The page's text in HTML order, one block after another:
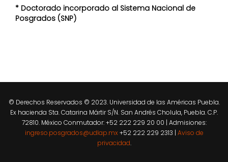
* Doctorado incorporado al Sistema Nacional de
Posgrados (SNP)
© Derechos Reservados © 2023. Universidad de las Américas Puebla.
Ex hacienda Sta. Catarina Mártir S/N. San Andrés Cholula, Puebla. C.P.
72810. México Conmutador: +52 222 229 20 00 | Admisiones:
ingreso.posgrados@udlap.mx +52 222 229 2313 | Aviso de
privacidad.